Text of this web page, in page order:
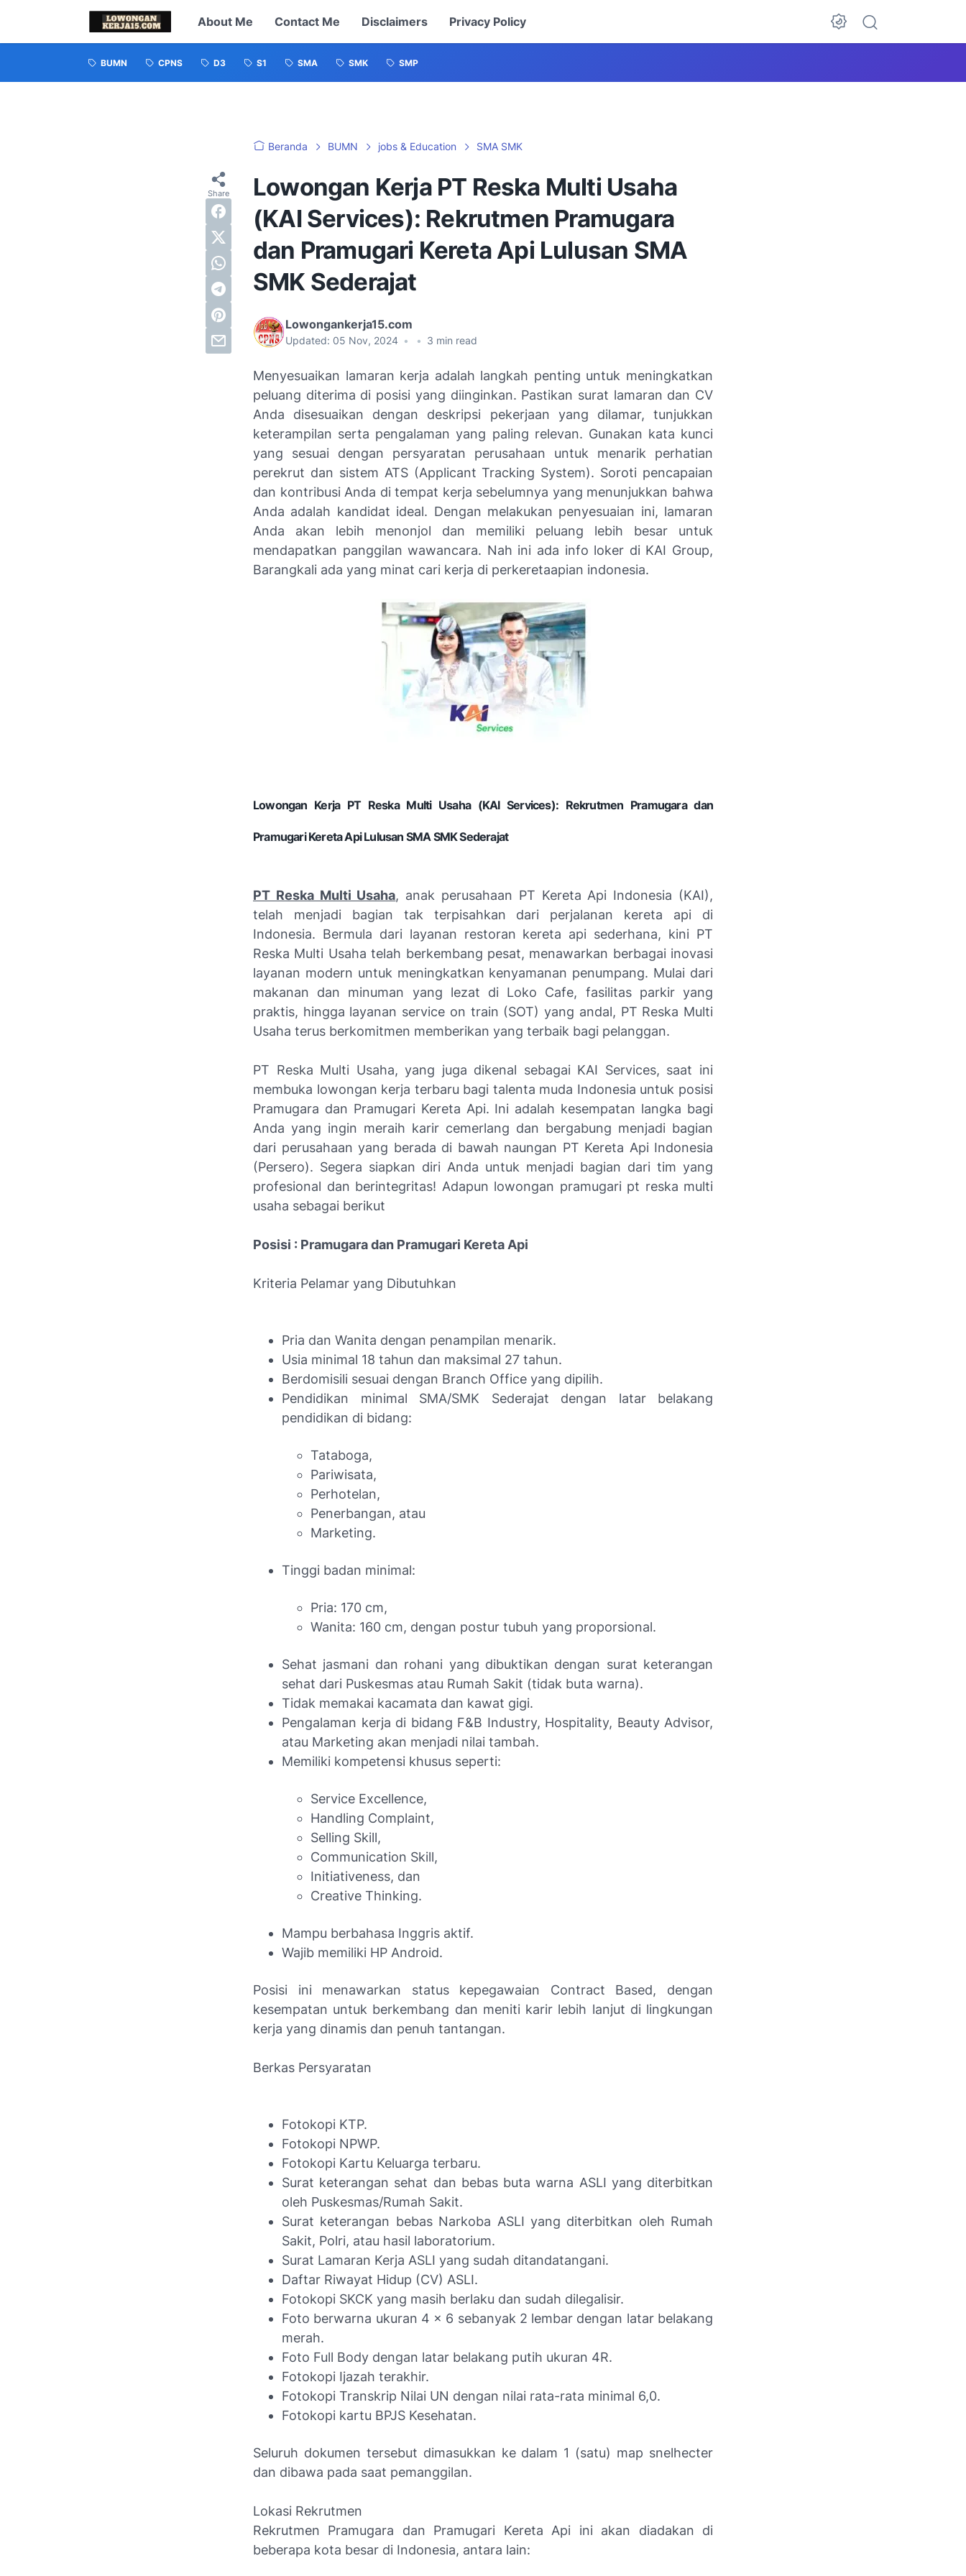
About Me Contact Me Disclaimers Privacy Policy
BUMN CPNS D3 S1 SMA SMK SMP
Beranda BUMN jobs & Education SMA SMK
Lowongan Kerja PT Reska Multi Usaha
(KAI Services): Rekrutmen Pramugara
dan Pramugari Kereta Api Lulusan SMA
SMK Sederajat
Lowongankerja15.com
Updated: 05 Nov, 2024 • • 3 min read
Menyesuaikan lamaran kerja adalah langkah penting untuk meningkatkan
peluang diterima di posisi yang diinginkan. Pastikan surat lamaran dan CV
Anda disesuaikan dengan deskripsi pekerjaan yang dilamar, tunjukkan
keterampilan serta pengalaman yang paling relevan. Gunakan kata kunci
yang sesuai dengan persyaratan perusahaan untuk menarik perhatian
perekrut dan sistem ATS (Applicant Tracking System). Soroti pencapaian
dan kontribusi Anda di tempat kerja sebelumnya yang menunjukkan bahwa
Anda adalah kandidat ideal. Dengan melakukan penyesuaian ini, lamaran
Anda akan lebih menonjol dan memiliki peluang lebih besar untuk
mendapatkan panggilan wawancara. Nah ini ada info loker di KAI Group,
Barangkali ada yang minat cari kerja di perkeretaapian indonesia.
Lowongan Kerja PT Reska Multi Usaha (KAI Services): Rekrutmen Pramugara dan
Pramugari Kereta Api Lulusan SMA SMK Sederajat
PT Reska Multi Usaha, anak perusahaan PT Kereta Api Indonesia (KAI),
telah menjadi bagian tak terpisahkan dari perjalanan kereta api di
Indonesia. Bermula dari layanan restoran kereta api sederhana, kini PT
Reska Multi Usaha telah berkembang pesat, menawarkan berbagai inovasi
layanan modern untuk meningkatkan kenyamanan penumpang. Mulai dari
makanan dan minuman yang lezat di Loko Cafe, fasilitas parkir yang
praktis, hingga layanan service on train (SOT) yang andal, PT Reska Multi
Usaha terus berkomitmen memberikan yang terbaik bagi pelanggan.
PT Reska Multi Usaha, yang juga dikenal sebagai KAI Services, saat ini
membuka lowongan kerja terbaru bagi talenta muda Indonesia untuk posisi
Pramugara dan Pramugari Kereta Api. Ini adalah kesempatan langka bagi
Anda yang ingin meraih karir cemerlang dan bergabung menjadi bagian
dari perusahaan yang berada di bawah naungan PT Kereta Api Indonesia
(Persero). Segera siapkan diri Anda untuk menjadi bagian dari tim yang
profesional dan berintegritas! Adapun lowongan pramugari pt reska multi
usaha sebagai berikut
Posisi : Pramugara dan Pramugari Kereta Api
Kriteria Pelamar yang Dibutuhkan
Pria dan Wanita dengan penampilan menarik.
Usia minimal 18 tahun dan maksimal 27 tahun.
Berdomisili sesuai dengan Branch Office yang dipilih.
Pendidikan minimal SMA/SMK Sederajat dengan latar belakang
pendidikan di bidang:
Tataboga,
Pariwisata,
Perhotelan,
Penerbangan, atau
Marketing.
Tinggi badan minimal:
Pria: 170 cm,
Wanita: 160 cm, dengan postur tubuh yang proporsional.
Sehat jasmani dan rohani yang dibuktikan dengan surat keterangan
sehat dari Puskesmas atau Rumah Sakit (tidak buta warna).
Tidak memakai kacamata dan kawat gigi.
Pengalaman kerja di bidang F&B Industry, Hospitality, Beauty Advisor,
atau Marketing akan menjadi nilai tambah.
Memiliki kompetensi khusus seperti:
Service Excellence,
Handling Complaint,
Selling Skill,
Communication Skill,
Initiativeness, dan
Creative Thinking.
Mampu berbahasa Inggris aktif.
Wajib memiliki HP Android.
Posisi ini menawarkan status kepegawaian Contract Based, dengan
kesempatan untuk berkembang dan meniti karir lebih lanjut di lingkungan
kerja yang dinamis dan penuh tantangan.
Berkas Persyaratan
Fotokopi KTP.
Fotokopi NPWP.
Fotokopi Kartu Keluarga terbaru.
Surat keterangan sehat dan bebas buta warna ASLI yang diterbitkan
oleh Puskesmas/Rumah Sakit.
Surat keterangan bebas Narkoba ASLI yang diterbitkan oleh Rumah
Sakit, Polri, atau hasil laboratorium.
Surat Lamaran Kerja ASLI yang sudah ditandatangani.
Daftar Riwayat Hidup (CV) ASLI.
Fotokopi SKCK yang masih berlaku dan sudah dilegalisir.
Foto berwarna ukuran 4 x 6 sebanyak 2 lembar dengan latar belakang
merah.
Foto Full Body dengan latar belakang putih ukuran 4R.
Fotokopi Ijazah terakhir.
Fotokopi Transkrip Nilai UN dengan nilai rata-rata minimal 6,0.
Fotokopi kartu BPJS Kesehatan.
Seluruh dokumen tersebut dimasukkan ke dalam 1 (satu) map snelhecter
dan dibawa pada saat pemanggilan.
Lokasi Rekrutmen
Rekrutmen Pramugara dan Pramugari Kereta Api ini akan diadakan di
beberapa kota besar di Indonesia, antara lain: